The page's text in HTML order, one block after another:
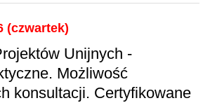
(czwartek)
Unijnych -
Możliwość
konsultacji. Certyfikowane